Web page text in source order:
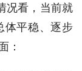
况看，当前就
体平稳、逐步
：